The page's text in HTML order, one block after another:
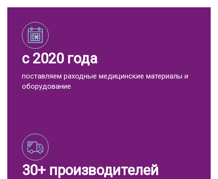
с 2020 года
поставляем раходные медицинские материалы и
оборудование
30+ производителей